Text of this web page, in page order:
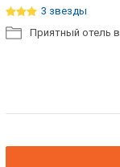
3 звезды
Приятный отель